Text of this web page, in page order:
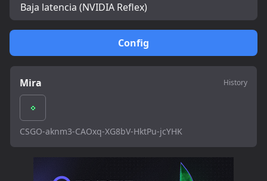
Config
Mira History
CSGO-aknm3-CAOxq-XG8bV-HktPu-jcYHK
Baja latencia (NVIDIA Reflex)